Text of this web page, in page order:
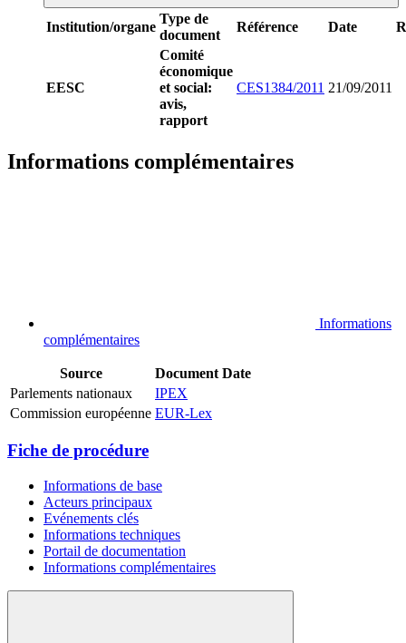
Institution/organe
Type de
document
Référence Date
EESC
Comité
économique
et social:
avis,
rapport
CES1384/2011 21/09/2011
Informations complémentaires
Informations
complémentaires
Source Document Date
Parlements nationaux
IPEX
Commission européenne EUR-Lex
Fiche de procédure
Informations de base
Acteurs principaux
Evénements clés
Informations techniques
Portail de documentation
Informations complémentaires